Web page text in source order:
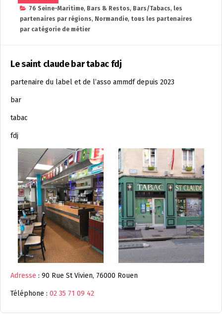
76 Seine-Maritime, Bars & Restos, Bars/Tabacs, les
partenaires par régions, Normandie, tous les partenaires
par catégorie de métier
Le saint claude bar tabac fdj
partenaire du label et de l’asso ammdf depuis 2023
bar
tabac
fdj
Adresse : 90 Rue St Vivien, 76000 Rouen
Téléphone : 02 35 71 09 42